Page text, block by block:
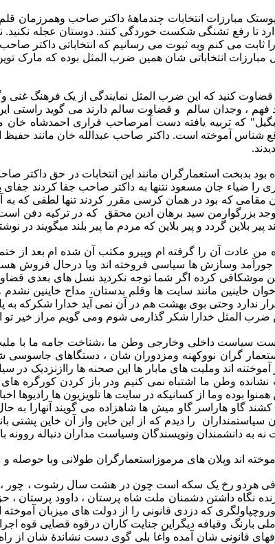
مبارزات انتخابات چندماهۀ داکتر صاحب
تا رفع تشنگی شکست خوردگی کنند. دوستان عجله
می کنم وبه ثبوت می رسانیم که انتخاباتی داکتر
مبارزات انتخاباتی شان همین ضرب المثل بوده که
کنید که این ضرب المثل نمایندگی از یک فرهنگ غنی
، وجدان سالم و قضاوت سالم دارند می گوید راستی این
که تربیه یافته دست آمرصاحب فراری احمدشاه
آموخته است. داکتر صاحب عبدالله خان مانند حفیظ
بدبخت استعمارگران مانند این انتخابات در حق داکتر
را ضیاء جان مسعود نتنها به داکتر صاحب جفا کردند
که بود در همان کرسی مقرر کردند تنها لطفی که به
بزرگوارمن سید برهان ادین محقق که در ترکیه دفن
پیر بلاین گردد و پیر بلاین که مردم ما پیر بلند
من عادت آن را گرفته ام وپیرو مکتب آن شده ام بعد
جورآمد وسازش ها سیاسی فروخته اند ویا درحال
موشکافی کرده اگر شما توجه نکردید نسل های بعدی
خاینین مانند سایت ها وقلم بدستان، مداح خاینین
ندارد وحتی بوی بهشت هم در آن نمی آید خدارا شکرکه
ضرب المثل خدارا شکر گذارمی شوم ومی گویم مراز خیر
سیاست داخلی وخارجی وطن ما ،شناخت جامه ما
گران نووکهنه ومزدوران شان ، دستگاهای
اند وملیت های مابار ها این صحنه ها راازنزدیک در
وطن ما اشتباه نمی کنیم ودر باز کردن کورگره
بوده وما از کسانیکه در سایت ها تلویزیون ها رادیوها
گاو هاراسر گاو میش ها شاهزاده می گویند آنهارا به
را دیدم که از این خاین واز آن خاین پشتی
دانشمندان ونویسندگان وسیاست مداران دنباله روونه
اند وپلان های مرموزاستعمارگران طولانی وبا
هردو رخ یک سکه است چون در هشت سال رشوت ، چور
نگاه داشتن دشمنان ملت شاه پرستان ، داوود پرستان
که دزدی قانونی را از دولت های میزبان
وقیافه دیگراین جنایت کاران درقوه قضایی قوه
قانونی شان آمده وآغا بلی گوی دست نشاندۀ شان از